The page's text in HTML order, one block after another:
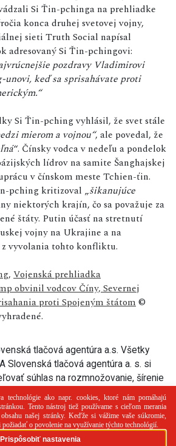
Si Ťin-pchinga na prehliadke
konca druhej svetovej vojny,
sieti Truth Social napísal
adresovaný Si Ťin-pchingovi:
pozdravy Vladimirovi
unovi, keď sa sprisahávate proti
Si Ťin-pching vyhlásil, že svet stále
mierom a vojnou“, ale povedal, že
“. Čínsky vodca v nedeľu a pondelok
lídrov na samite Šanghajskej
v čínskom meste Tchien-ťin.
pching kritizoval „šikanujúce
niektorých krajín, čo sa považuje za
štáty. Putin účasť na stretnutí
vojny na Ukrajine a na
vyvolania tohto konfliktu.
, Vojenská prehliadka
obvinil vodcov Číny, Severnej
proti Spojeným štátom ©
tlačová agentúra a.s. Všetky
Slovenská tlačová agentúra a. s. si
súhlas na rozmnožovanie, šírenie